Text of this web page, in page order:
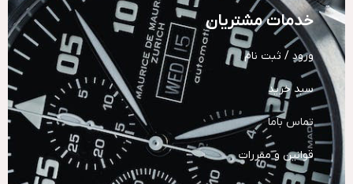
خدمات مشتریان
ورود / ثبت نام
سبد خرید
تماس باما
قوانین و مقررات